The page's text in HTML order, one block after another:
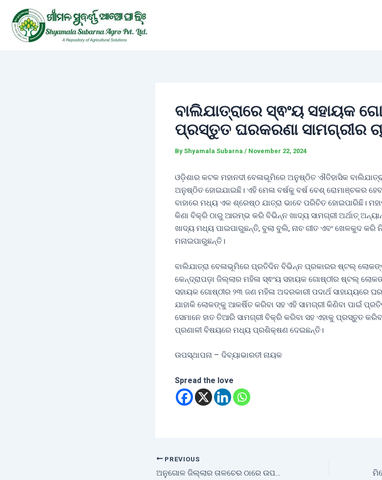
content
ବାଲିଯାତ୍ରାରେ ସ୍ଵଂୟ ସହାୟକ
ପ୍ରସ୍ତୁତ ଘରକରଣା ସାମଗ୍ରୀର
ByShyamala Subarna / November 22, 2024
ଓଡ଼ିଶାର କଟକ ମହାନଦୀ ବେଳାଭୂମିରେ ଅନୁଷ୍ଠିତ ଐତିହାସିକ
ଅନୁଷ୍ଠିତ ହୋଇଯାଇଛି। ଏହି ମେଳା ବର୍ଷକୁ ବର୍ଷ ବେଶ୍ ରୋମାଞ୍ଚକର ହେବା
ବାହାରେ ମଧ୍ୟ ଏକ ଶ୍ରେଷ୍ଠ ଯାତ୍ରା ଭାବେ ପରିଚିତ ହୋଇପାରିଛି।
କିଣା ବିକ୍ରି ଠାରୁ ଆରମ୍ଭ କରି ବିଭିନ୍ନ ଖାଦ୍ୟ ସାମଗ୍ରୀ ଅର୍ଥାତ୍
ଖାଦ୍ୟ ମଧ୍ୟ ପାଇପାରୁଛନ୍ତି, ବୁଲା ବୁଲି, ନାଚ ଗୀତ ଏବଂ ଖେଳକୁଦ କରି
ମନାଇପାରୁଛନ୍ତି।
ବାଲିଯାତ୍ରା ବେଳାଭୂମିରେ ପ୍ରତିଦିନ ବିଭିନ୍ନ ପ୍ରକାରର ଷ୍ଟଲ୍
କେନ୍ଦ୍ରାପଡ଼ା ଜିଲ୍ଲାର ମହିଳା ସ୍ଵଂୟ ସହାୟକ ଗୋଷ୍ଠୀର ଷ୍ଟଲ୍
ସହାୟକ ଗୋଷ୍ଠୀର ୨୩ ଜଣ ମହିଳା ଅଦରକାରୀ ପଦାର୍ଥ ସାହାଯ୍ୟରେ
ଯାହାକି ଲୋକଙ୍କୁ ଆକର୍ଷିତ କରିବା ସହ ଏହି ସାମଗ୍ରୀ କିଣିବା ପାଇଁ
ସେମାନେ ହାତ ତିଆରି ସାମଗ୍ରୀ ବିକ୍ରି କରିବା ସହ ଏହାକୁ ପ୍ରସ୍ତୁତ
ପ୍ରଣାଳୀ ବିଷୟରେ ମଧ୍ୟ ପ୍ରଶିକ୍ଷଣ ଦେଇଛନ୍ତି।
ଉପସ୍ଥାପନା – ଦିବ୍ୟାଭାରତୀ ନାୟକ
Spread the love
PREVIOUS
ଅନୁଗୋଳ ଜିଲ୍ଲାର ତାଳଚେର ଠାରେ ଉପଖଣ୍ଡ ସ୍ତରୀୟ କୃଷି ଯନ୍ତ୍ରପାତି ମେଳା-୨୦୨୪ ଆୟୋଜିତ